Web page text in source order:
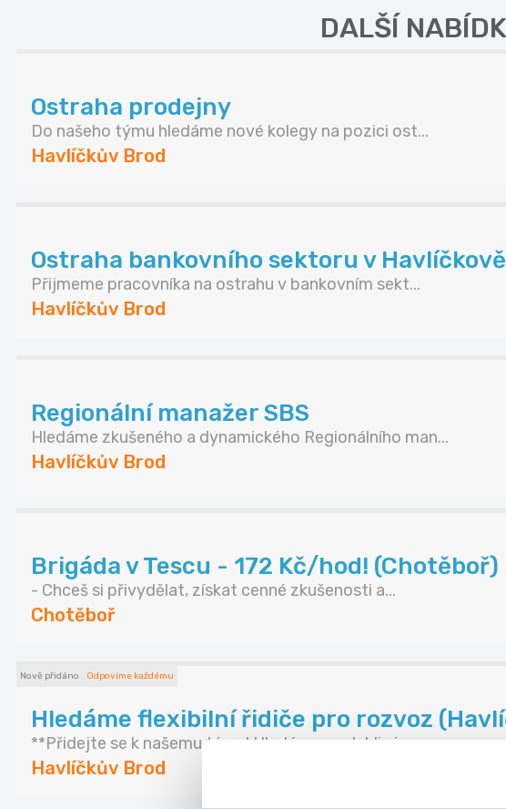
DALŠÍ
Ostraha prodejny
Do našeho týmu hledáme nové kolegy na pozici ost...
Havlíčkův Brod
Ostraha bankovního sektoru v
Přijmeme pracovníka na ostrahu v bankovním sekt...
Havlíčkův Brod
Regionální manažer SBS
Hledáme zkušeného a dynamického Regionálního man...
Havlíčkův Brod
Brigáda v Tescu - 172 Kč/hod! (Chotěboř)
- Chceš si přivydělat, získat cenné zkušenosti a...
Chotěboř
Nově přidáno Odpovíme každému
Hledáme flexibilní řidiče pro rozvoz
**Přidejte se k našemu týmu! Hledáme spolehlivé ...
Havlíčkův Brod